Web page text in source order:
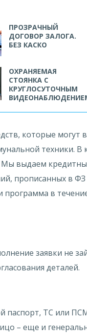
ПРОЗРАЧНЫЙ
ДОГОВОР ЗАЛОГА.
БЕЗ КАСКО
ОХРАНЯЕМАЯ
СТОЯНКА С
КРУГЛОСУТОЧНЫМ
которые могут
техники.
выдаем
прописанных в
в
заявки не
деталей.
паспорт, ТС или
– еще и